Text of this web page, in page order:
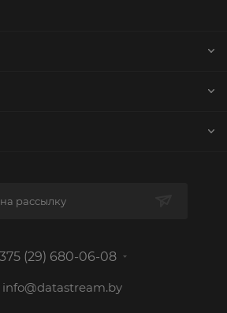
рассылку
(29) 680-06-08
info@datastream.by